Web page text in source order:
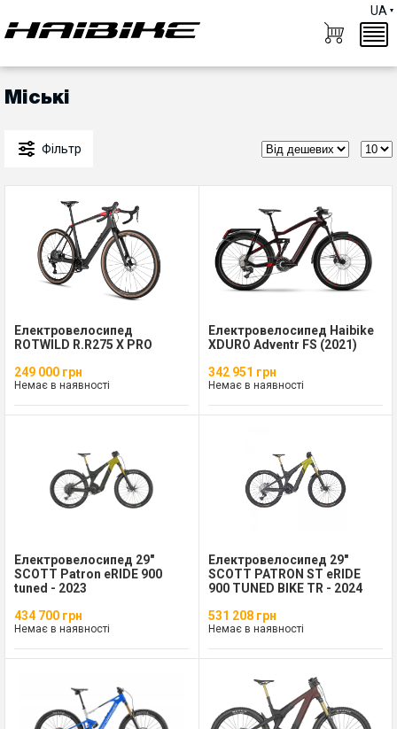
UA
Міські
Фільтр
Електровелосипед
ROTWILD R.R275 X PRO
249 000 грн
Немає в наявності
Електровелосипед Haibike
XDURO Adventr FS (2021)
342 951 грн
Немає в наявності
Електровелосипед 29"
SCOTT Patron eRIDE 900
tuned - 2023
434 700 грн
Немає в наявності
Електровелосипед 29"
SCOTT PATRON ST eRIDE
900 TUNED BIKE TR - 2024
531 208 грн
Немає в наявності